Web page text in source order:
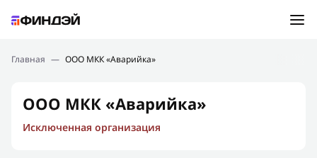
Подбор займа
Новости
Финансовое просвещение
Главная — ООО МКК «Аварийка»
ООО МКК «Аварийка»
Исключенная организация
Ошибка:Контактная форма не найдена.
Спасибо, что написали нам
Мы свяжемся с Вами в ближайшее время и сообщим
результат
Отправить новый запрос